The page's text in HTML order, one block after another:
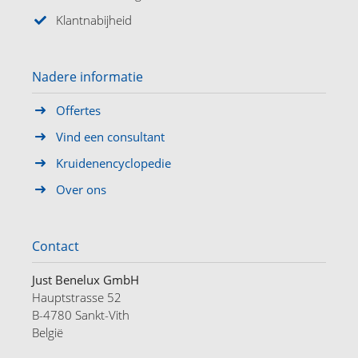
Klantnabijheid
Nadere informatie
Offertes
Vind een consultant
Kruidenencyclopedie
Over ons
Contact
Just Benelux GmbH
Hauptstrasse 52
B-4780 Sankt-Vith
België